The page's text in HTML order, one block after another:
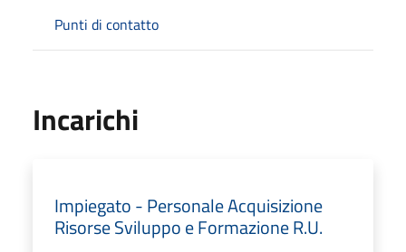
Punti di contatto
Incarichi
Impiegato - Personale Acquisizione
Risorse Sviluppo e Formazione R.U.